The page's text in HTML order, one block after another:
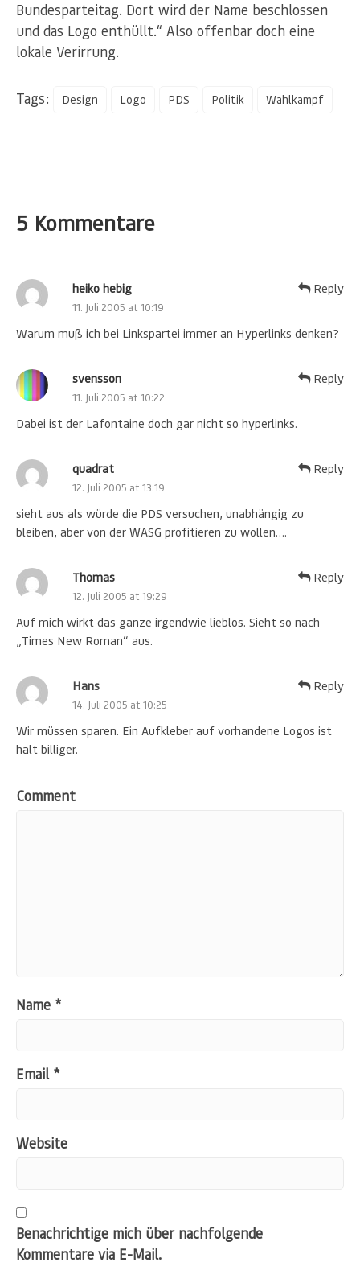
Bundesparteitag. Dort wird der Name beschlossen
und das Logo enthüllt.“ Also offenbar doch eine
lokale Verirrung.
Tags: Design Logo PDS Politik Wahlkampf
5 Kommentare
heiko hebig
11. Juli 2005 at 10:19
Warum muß ich bei Linkspartei immer an Hyperlinks denken?
Reply
svensson
11. Juli 2005 at 10:22
Dabei ist der Lafontaine doch gar nicht so hyperlinks.
Reply
quadrat
12. Juli 2005 at 13:19
sieht aus als würde die PDS versuchen, unabhängig zu
bleiben, aber von der WASG profitieren zu wollen….
Reply
Thomas
12. Juli 2005 at 19:29
Auf mich wirkt das ganze irgendwie lieblos. Sieht so nach
„Times New Roman“ aus.
Reply
Hans
14. Juli 2005 at 10:25
Wir müssen sparen. Ein Aufkleber auf vorhandene Logos ist
halt billiger.
Reply
Comment
Name *
Email *
Website
Benachrichtige mich über nachfolgende
Kommentare via E-Mail.